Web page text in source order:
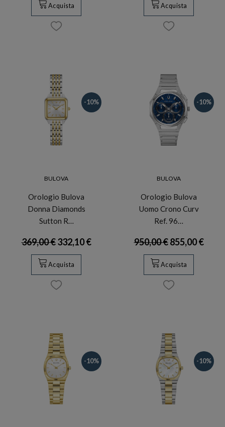
Acquista Acquista
-10%
BULOVA
Orologio Bulova
Donna Diamonds
Sutton R…
369,00 €332,10 €
Acquista
-10%
BULOVA
Orologio Bulova
Uomo Crono Curv
Ref. 96…
950,00 €855,00 €
Acquista
-10% -10%